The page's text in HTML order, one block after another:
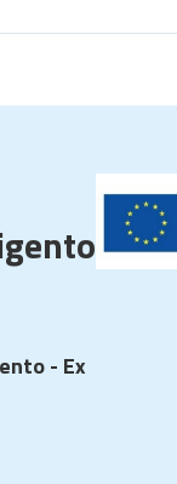
- Ex